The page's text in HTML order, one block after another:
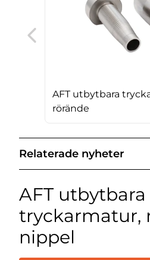
AFT utbytbara
rörände
Relaterade nyheter
AFT utbytbara
tryckarmatur,
nippel